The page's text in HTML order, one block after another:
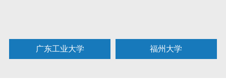
广东工业大学 福州大学